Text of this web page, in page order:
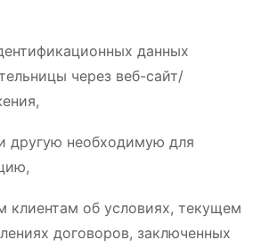
данных
через веб-сайт/
другую необходимую для
об условиях, текущем
договоров, заключенных